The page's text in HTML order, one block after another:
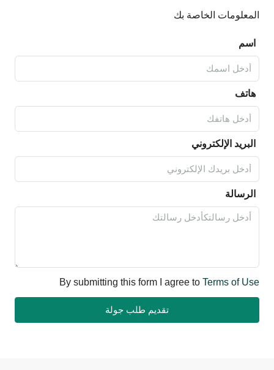
المعلومات الخاصة بك
اسم
هاتف
البريد الإلكتروني
الرسالة
By submitting this form I agree toTerms of Use
تقديم طلب جولة